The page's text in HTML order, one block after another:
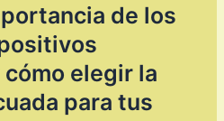
de los
elegir la
para tus